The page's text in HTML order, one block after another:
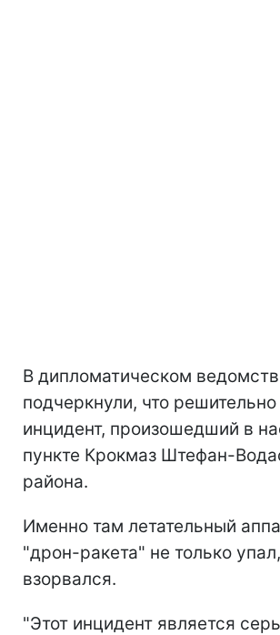
В дипломатическом
подчеркнули, что
инцидент, произошедший в
пункте Крокмаз Штефан-
района.
Именно там летательный
"дрон-ракета" не только
взорвался.
"Этот инцидент является